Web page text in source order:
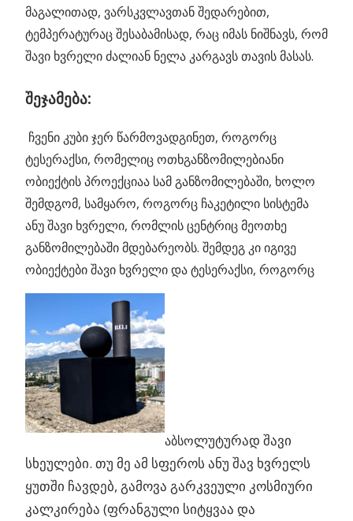
მაგალითად, ვარსკვლავთან შედარებით,
ტემპერატურაც შესაბამისად, რაც იმას ნიშნავს, რომ
შავი ხვრელი ძალიან ნელა კარგავს თავის მასას.
შეჯამება:
ჩვენი კუბი ჯერ წარმოვადგინეთ, როგორც
ტესერაქსი, რომელიც ოთხგანზომილებიანი
ობიექტის პროექციაა სამ განზომილებაში, ხოლო
შემდგომ, სამყარო, როგორც ჩაკეტილი სისტემა
ანუ შავი ხვრელი, რომლის ცენტრიც მეოთხე
განზომილებაში მდებარეობს. შემდეგ კი იგივე
ობიექტები შავი ხვრელი და ტესერაქსი, როგორც
აბსოლუტურად შავი
სხეულები. თუ მე ამ სფეროს ანუ შავ ხვრელს
ყუთში ჩავდებ, გამოვა გარკვეული კოსმიური
კალკირება (ფრანგული სიტყვაა და